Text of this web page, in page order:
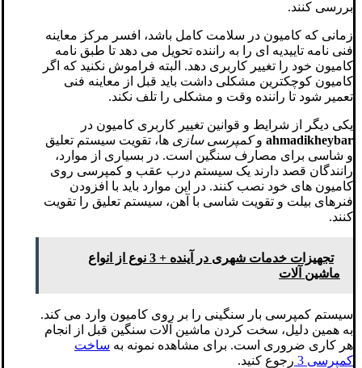
بررسی کنند.
زمانی که کامیون در سلامت کامل باشد، افسر مرکز معاینه
فنی نامه تاییدیه ای را به راننده تحویل می دهد تا طبق نامه
کامیون خود را تغییر کاربری دهد. البته فراموش نکنید که اگر
کامیون کوچکترین مشکلی داشت باید قبل از معاینه فنی
تعمیر شود تا راننده وقت و مشکلی را تلف نکند.
یکی دیگر از شرایط و قوانین تغییر کاربری کامیون در
ahmadikheybar وکمپرسی سازی ها، تقویت سیستم تعلیق
و شاسی برای مصارف سنگین است. در بسیاری از موارد،
رانندگان قصد دارند یک سیستم درب عقب و کمپرسی روی
کامیون های خود نصب کنند. در این موارد باید با افزودن
فنرهای بیلت و تقویت شاسی با آهن، سیستم تعلیق را تقویت
کنند.
تجهیزات خدمات شهری در آینده + 3 نوع از انواع
ماشین آلات
سیستم کمپرسی بار سنگینی را بر روی کامیون وارد می کند.
به همین دلیل، سخت کردن ماشین آلات سنگین قبل از انجام
هر کاری ضروری است. برای مشاهده نمونه به ساخت
کمپرسی 3
رجوع کنید.